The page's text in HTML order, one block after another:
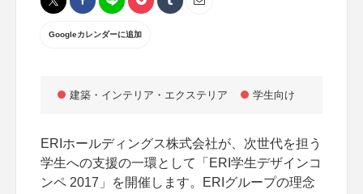
Googleカレンダーに追加
建築・インテリア・エクステリア 学生向け
ERIホールディングス株式会社が、次世代を担う
学生への支援の一環として「ERI学生デザインコ
ンペ 2017」を開催します。ERIグループの理念